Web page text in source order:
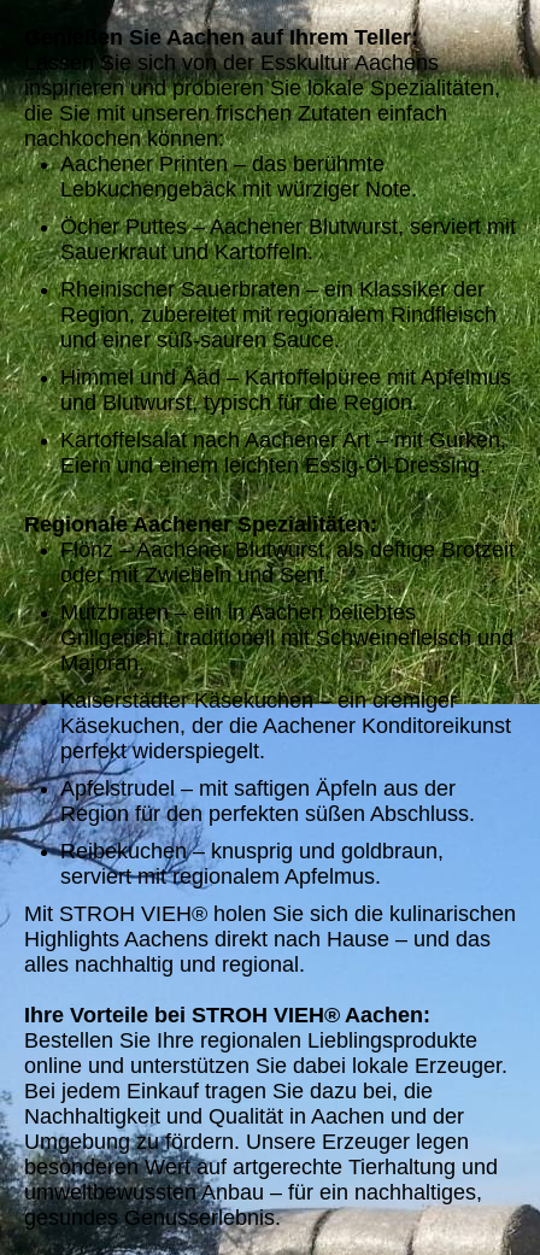
Genießen Sie Aachen auf Ihrem Teller:
Lassen Sie sich von der Esskultur Aachens
inspirieren und probieren Sie lokale Spezialitäten,
die Sie mit unseren frischen Zutaten einfach
nachkochen können:
Aachener Printen – das berühmte
Lebkuchengebäck mit würziger Note.
Öcher Puttes – Aachener Blutwurst, serviert mit
Sauerkraut und Kartoffeln.
Rheinischer Sauerbraten – ein Klassiker der
Region, zubereitet mit regionalem Rindfleisch
und einer süß-sauren Sauce.
Himmel und Ääd – Kartoffelpüree mit Apfelmus
und Blutwurst, typisch für die Region.
Kartoffelsalat nach Aachener Art – mit Gurken,
Eiern und einem leichten Essig-Öl-Dressing.
Regionale Aachener Spezialitäten:
Flönz – Aachener Blutwurst, als deftige Brotzeit
oder mit Zwiebeln und Senf.
Mutzbraten – ein in Aachen beliebtes
Grillgericht, traditionell mit Schweinefleisch und
Majoran.
Kaiserstädter Käsekuchen – ein cremiger
Käsekuchen, der die Aachener Konditoreikunst
perfekt widerspiegelt.
Apfelstrudel – mit saftigen Äpfeln aus der
Region für den perfekten süßen Abschluss.
Reibekuchen – knusprig und goldbraun,
serviert mit regionalem Apfelmus.
Mit STROH VIEH® holen Sie sich die kulinarischen
Highlights Aachens direkt nach Hause – und das
alles nachhaltig und regional.
Ihre Vorteile bei STROH VIEH® Aachen:
Bestellen Sie Ihre regionalen Lieblingsprodukte
online und unterstützen Sie dabei lokale Erzeuger.
Bei jedem Einkauf tragen Sie dazu bei, die
Nachhaltigkeit und Qualität in Aachen und der
Umgebung zu fördern. Unsere Erzeuger legen
besonderen Wert auf artgerechte Tierhaltung und
umweltbewussten Anbau – für ein nachhaltiges,
gesundes Genusserlebnis.